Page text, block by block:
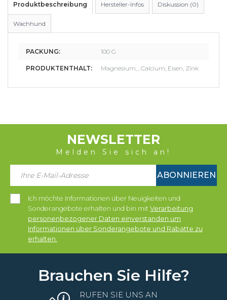
Produktbeschreibung Hersteller-Infos Diskussion (0)
Wachhund
PACKUNG: 100 G
PRODUKTENTHALT: Magnesium, , Calcium, Eisen, Zink
NEWSLETTER
Melden Sie sich an!
ABONNIEREN
Ich möchte Informationen über Neuigkeiten und
Sonderangebote erhalten und bin mit Verarbeitung
personenbezogener Daten einverstanden um
Informationen über Sonderangebote und Rabatte zu
erhalten.
Brauchen Sie Hilfe?
RUFEN SIE UNS AN